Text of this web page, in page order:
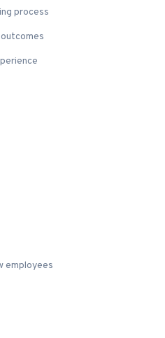
process
employees